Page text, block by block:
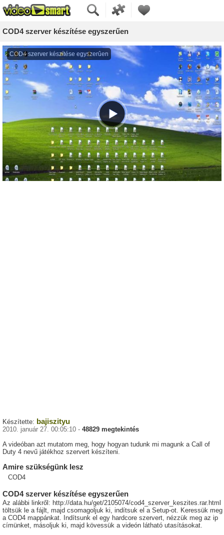
COD4 szerver készítése egyszerűen
Készítette: bajiszityu
2010. január 27. 00:05:10 - 48829 megtekintés
A videóban azt mutatom meg, hogy hogyan tudunk mi magunk a Call of
Duty 4 nevű játékhoz szervert készíteni.
Amire szükségünk lesz
COD4
COD4 szerver készítése egyszerűen
Az alábbi linkről: http://data.hu/get/2105074/cod4_szerver_keszites.rar.html
töltsük le a fájlt, majd csomagoljuk ki, indítsuk el a Setup-ot. Keressük meg
a COD4 mappánkat. Indítsunk el egy hardcore szervert, nézzük meg az ip
címünket, másoljuk ki, majd kövessük a videón látható utasításokat.